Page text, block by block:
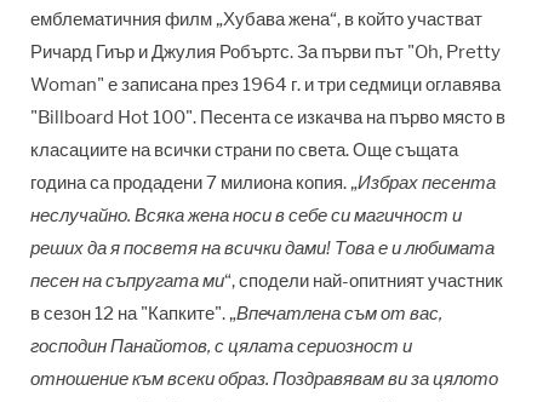
емблематичния филм „Хубава жена“, в който участват
Ричард Гиър и Джулия Робъртс. За първи път "Oh, Pretty
Woman" е записана през 1964 г. и три седмици оглавява
"Billboard Hot 100". Песента се изкачва на първо място в
класациите на всички страни по света. Още същата
година са продадени 7 милиона копия. „Избрах песента
неслучайно. Всяка жена носи в себе си магичност и
реших да я посветя на всички дами! Това е и любимата
песен на съпругата ми“, сподели най-опитният участник
в сезон 12 на "Капките". „Впечатлена съм от вас,
господин Панайотов, с цялата сериозност и
отношение към всеки образ. Поздравявам ви за цялото